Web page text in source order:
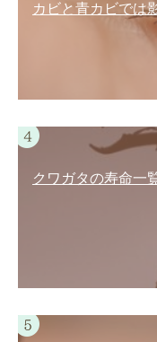
カビと青カビでは
クワガタの寿命一